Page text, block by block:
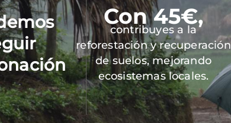
Con 45€,
contribuyes a la
reforestación y recuperación
de suelos, mejorando
ecosistemas locales.